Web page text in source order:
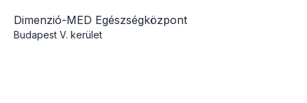
Dimenzió-MED Egészségközpont
Budapest V. kerület